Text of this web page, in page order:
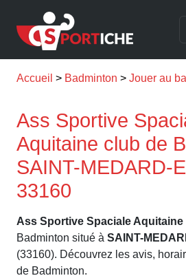
Accueil Badminton Jouer au
Ass Sportive
Aquitaine club de
SAINT-MEDARD-
33160
Ass Sportive Spaciale Aquitaine
Badminton situé à SAINT-
(33160). Découvrez les avis,
de Badminton.